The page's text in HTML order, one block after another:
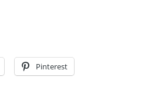
Pinterest